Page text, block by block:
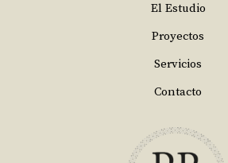
El Estudio
Proyectos
Servicios
Contacto